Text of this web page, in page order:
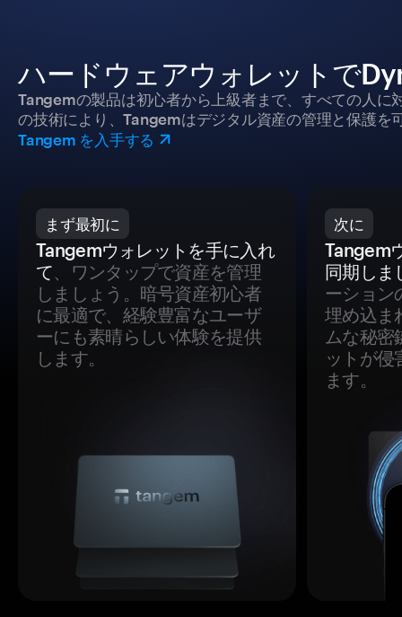
ハードウェアウォレットで
Tangemの製品は初心者から上級者まで、すべての人に
の技術により、Tangemはデジタル資産の管理と保護を
Tangem を入手する
まず最初に
Tangemウォレットを手に入れ
て、ワンタップで資産を管理
しましょう。暗号資産初心者
に最適で、経験豊富なユーザ
ーにも素晴らしい体験を提供
します。
次に
Tangem
同期しま
ーション
埋め込ま
ムな秘密
ットが侵
ます。